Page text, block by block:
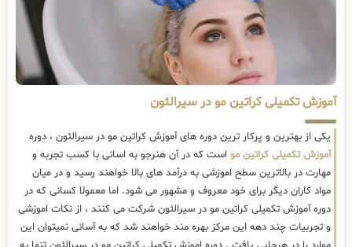
آموزش تکمیلی کراتین مو در سیرالئون
یکی از بهترین و پرکار ترین دوره های آموزش کراتین مو در سیرالئون ، دوره
آموزش تکمیلی کراتین مو است که در آن هنرجو به اسانی با کسب تجربه و
مهارت در بالاترین سطح اموزشی به درآمد های بالا خواهند رسید و در میان
مواد کاران دیگر برای خود معروف و مشهور می شود. اما معمولا کسانی که در
دوره آموزش تکمیلی کراتین مو در سیرالئون شرکت می کنند ، از نکات اموزشی
و تجربیات چند دهه این مرکز بهره مند خواهند شد که به آسانی نمیتوان این